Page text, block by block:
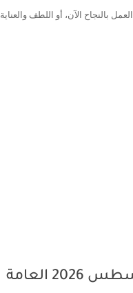
بالنجاح الآن، أو اللطف والعناية
أبراج اليوم الأحد 2أغسطس 2026 العامة